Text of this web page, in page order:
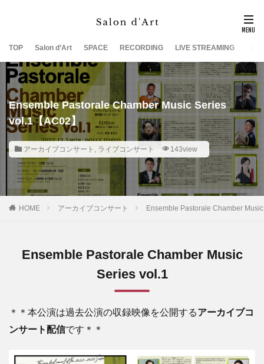
TOP Salon d’Art SPACE RECORDING LIVE STREAMING
Ensemble Pastorale Chamber Music Series
vol.1【AC02】
アーカイブコンサート , ライブコンサート 143view
HOME アーカイブコンサート Ensemble Pastorale Chamber
Ensemble Pastorale Chamber Music
Series vol.1
＊＊本公演は過去公演の収録映像を公開するアーカイブコ
ンサート配信です＊＊